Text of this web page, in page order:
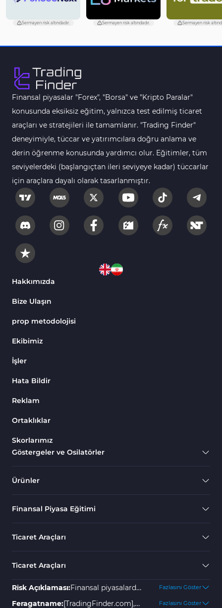
Sermayen risk altındadır. Sermayen risk altındadır. Sermayen risk
Finansal piyasalar "Forex", "Borsa" ve "Kripto Paralar"
konusunda eksiksiz eğitim, yalnızca test edilmiş ticaret
araçları ve stratejileri ile tamamlanır. "Trading Finder"
deneyimiyle, tüccar ve yatırımcılara doğru anlama ve
derin öğrenme konusunda yardımcı olur. Eğitimler, tüm
seviyelerdeki (başlangıçtan ileri seviyeye kadar) tüccarlar
için araçlara dayalı olarak tasarlanmıştır.
Hakkımızda
Bize Ulaşın
prop metodolojisi
Ekibimiz
İşler
Hata Bildir
Reklam
Ortaklıklar
Skorlarımız
Göstergeler ve Osilatörler
Ürünler
Finansal Piyasa Eğitimi
Ticaret Araçları
Ticaret Araçları
Risk Açıklaması:Finansal piyasalarda
yer almak yüksek risk içerir ve
Fazlasını Göster
Feragatname:[TradingFinder.com], Fazlasını Göster